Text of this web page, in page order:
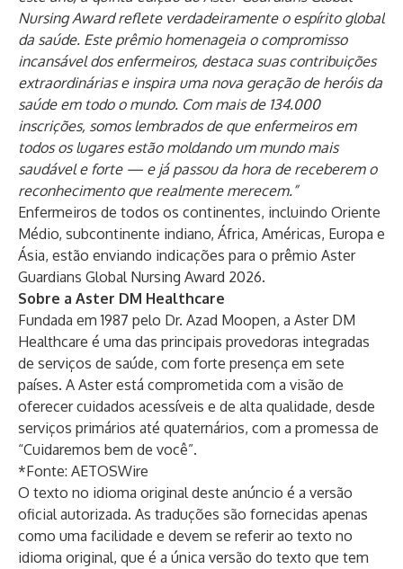
Nursing Award reflete verdadeiramente o espírito global
da saúde. Este prêmio homenageia o compromisso
incansável dos enfermeiros, destaca suas contribuições
extraordinárias e inspira uma nova geração de heróis da
saúde em todo o mundo. Com mais de 134.000
inscrições, somos lembrados de que enfermeiros em
todos os lugares estão moldando um mundo mais
saudável e forte — e já passou da hora de receberem o
reconhecimento que realmente merecem.”
Enfermeiros de todos os continentes, incluindo Oriente
Médio, subcontinente indiano, África, Américas, Europa e
Ásia, estão enviando indicações para o prêmio Aster
Guardians Global Nursing Award 2026.
Sobre a Aster DM Healthcare
Fundada em 1987 pelo Dr. Azad Moopen, a Aster DM
Healthcare é uma das principais provedoras integradas
de serviços de saúde, com forte presença em sete
países. A Aster está comprometida com a visão de
oferecer cuidados acessíveis e de alta qualidade, desde
serviços primários até quaternários, com a promessa de
“Cuidaremos bem de você”.
*Fonte: AETOSWire
O texto no idioma original deste anúncio é a versão
oficial autorizada. As traduções são fornecidas apenas
como uma facilidade e devem se referir ao texto no
idioma original, que é a única versão do texto que tem